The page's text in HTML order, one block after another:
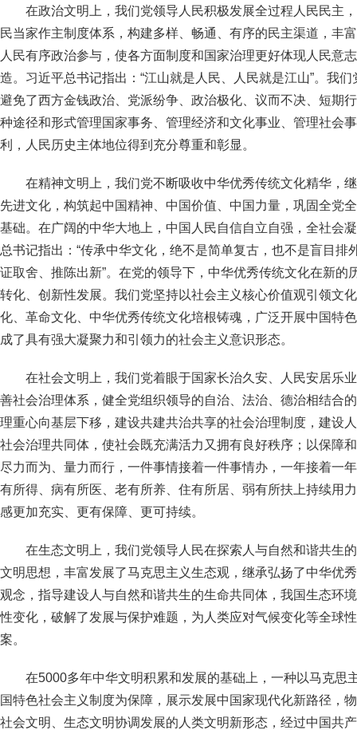
在政治文明上，我们党领导人民积极发展全过程人民民主
民当家作主制度体系，构建多样、畅通、有序的民主渠道，丰
人民有序政治参与，使各方面制度和国家治理更好体现人民意
造。习近平总书记指出：“江山就是人民、人民就是江山”。我
避免了西方金钱政治、党派纷争、政治极化、议而不决、短期
种途径和形式管理国家事务、管理经济和文化事业、管理社会
利，人民历史主体地位得到充分尊重和彰显。
在精神文明上，我们党不断吸收中华优秀传统文化精华，
先进文化，构筑起中国精神、中国价值、中国力量，巩固全党
基础。在广阔的中华大地上，中国人民自信自立自强，全社会
总书记指出：“传承中华文化，绝不是简单复古，也不是盲目排
证取舍、推陈出新”。在党的领导下，中华优秀传统文化在新的
转化、创新性发展。我们党坚持以社会主义核心价值观引领文
化、革命文化、中华优秀传统文化培根铸魂，广泛开展中国特
成了具有强大凝聚力和引领力的社会主义意识形态。
在社会文明上，我们党着眼于国家长治久安、人民安居乐
善社会治理体系，健全党组织领导的自治、法治、德治相结合
理重心向基层下移，建设共建共治共享的社会治理制度，建设
社会治理共同体，使社会既充满活力又拥有良好秩序；以保障
尽力而为、量力而行，一件事情接着一件事情办，一年接着一
有所得、病有所医、老有所养、住有所居、弱有所扶上持续用
感更加充实、更有保障、更可持续。
在生态文明上，我们党领导人民在探索人与自然和谐共生
文明思想，丰富发展了马克思主义生态观，继承弘扬了中华优
观念，指导建设人与自然和谐共生的生命共同体，我国生态环
性变化，破解了发展与保护难题，为人类应对气候变化等全球
案。
在5000多年中华文明积累和发展的基础上，一种以马克思
国特色社会主义制度为保障，展示发展中国家现代化新路径，
社会文明、生态文明协调发展的人类文明新形态，经过中国共